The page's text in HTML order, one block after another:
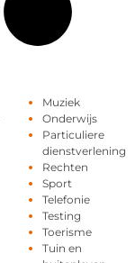
Muziek
Onderwijs
Particuliere
dienstverlening
Rechten
Sport
Telefonie
Testing
Toerisme
Tuin en